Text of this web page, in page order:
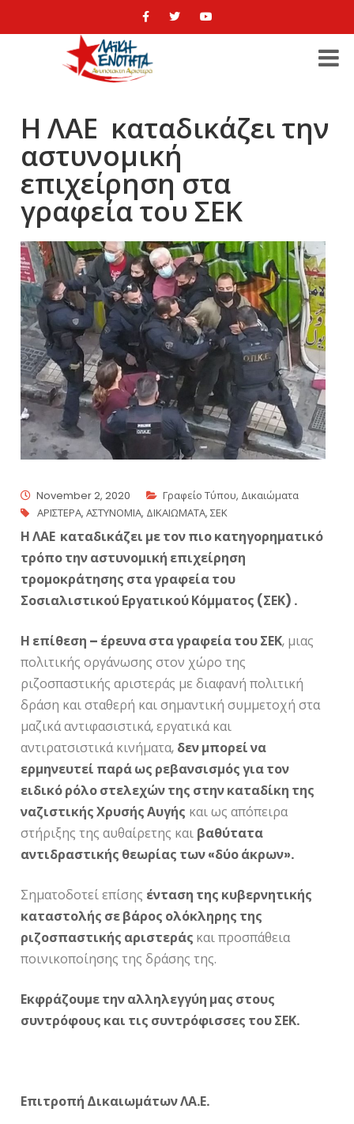
Η ΛΑΕ καταδικάζει την
αστυνομική
επιχείρηση στα
γραφεία του ΣΕΚ
November 2, 2020 Γραφείο Τύπου, Δικαιώματα
ΑΡΙΣΤΕΡΑ,ΑΣΤΥΝΟΜΙΑ, ΔΙΚΑΙΩΜΑΤΑ,ΣΕΚ
Η ΛΑΕ καταδικάζει με τον πιο κατηγορηματικό
τρόπο την αστυνομική επιχείρηση
τρομοκράτησης στα γραφεία του
Σοσιαλιστικού Εργατικού Κόμματος (ΣΕΚ) .
Η επίθεση – έρευνα στα γραφεία του ΣΕΚ, μιας
πολιτικής οργάνωσης στον χώρο της
ριζοσπαστικής αριστεράς με διαφανή πολιτική
δράση και σταθερή και σημαντική συμμετοχή στα
μαζικά αντιφασιστικά, εργατικά και
αντιρατσιστικά κινήματα, δεν μπορεί να
ερμηνευτεί παρά ως ρεβανσισμός για τον
ειδικό ρόλο στελεχών της στην καταδίκη της
ναζιστικής Χρυσής Αυγής και ως απόπειρα
στήριξης της αυθαίρετης και βαθύτατα
αντιδραστικής θεωρίας των «δύο άκρων».
Σηματοδοτεί επίσης ένταση της κυβερνητικής
καταστολής σε βάρος ολόκληρης της
ριζοσπαστικής αριστεράς και προσπάθεια
ποινικοποίησης της δράσης της.
Εκφράζουμε την αλληλεγγύη μας στους
συντρόφους και τις συντρόφισσες του ΣΕΚ.
Επιτροπή Δικαιωμάτων ΛΑ.Ε.